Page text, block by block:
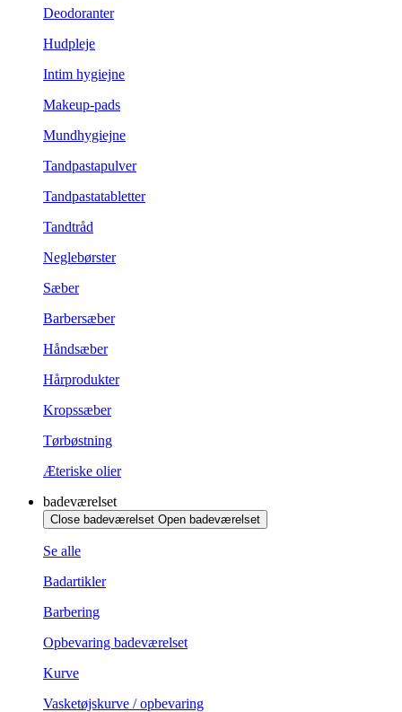
Deodoranter
Hudpleje
Intim hygiejne
Makeup-pads
Mundhygiejne
Tandpastapulver
Tandpastatabletter
Tandtråd
Neglebørster
Sæber
Barbersæber
Håndsæber
Hårprodukter
Kropssæber
Tørbøstning
Æteriske olier
badeværelset
Close badeværelset Open badeværelset
Se alle
Badartikler
Barbering
Opbevaring badeværelset
Kurve
Vasketøjskurve / opbevaring